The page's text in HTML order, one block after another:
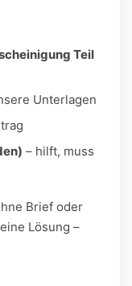
Teil
Unterlagen
– hilft, muss
Brief oder
Lösung –